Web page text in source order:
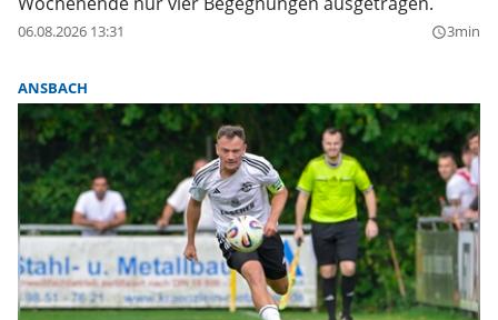
06.08.2026 13:31 query_builder3min
ANSBACH